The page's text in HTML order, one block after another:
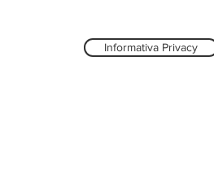
Informativa Privacy